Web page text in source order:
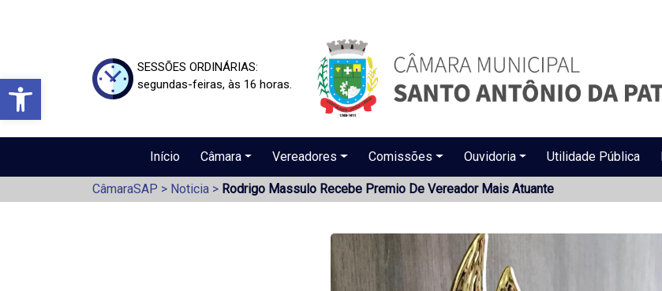
Barra de Ferramentas Aberta
SESSÕES ORDINÁRIAS:
segundas-feiras, às 16 horas.
Início Câmara Vereadores Comissões Ouvidoria Utilidade Pública
CâmaraSAP > Noticia > Rodrigo Massulo Recebe Premio De Vereador Mais Atuante